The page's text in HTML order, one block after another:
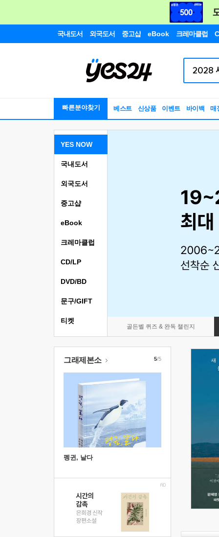
국내도서 외국도서 중고샵 eBook 크레마클럽
빠른분야찾기 베스트 신상품 이벤트 바이백 매
YES NOW
골든벨 퀴즈 & 완독 챌린지
국내도서
외국도서
중고샵
eBook
크레마클럽
CD/LP
DVD/BD
문구/GIFT
티켓
그래제본소
펭귄, 날다
5/5